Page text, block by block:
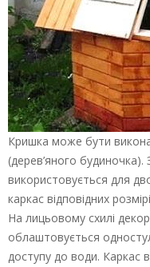
Кришка може бути
(дерев’яного
використовується для
каркас відповідних
На лицьовому схилі
облаштовується
доступу до води. Каркас